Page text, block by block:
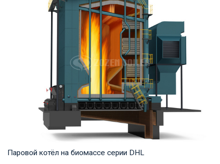
Паровой котёл на биомассе серии DHL